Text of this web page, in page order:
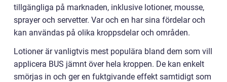
tillgängliga på marknaden, inklusive lotioner, mousse,
sprayer och servetter. Var och en har sina fördelar och
kan användas på olika kroppsdelar och områden.
Lotioner är vanligtvis mest populära bland dem som vill
applicera BUS jämnt över hela kroppen. De kan enkelt
smörjas in och ger en fuktgivande effekt samtidigt som